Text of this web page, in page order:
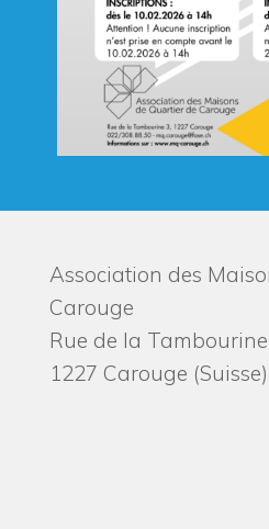
Association des
Carouge
Rue de la
1227 Carouge (Suisse)